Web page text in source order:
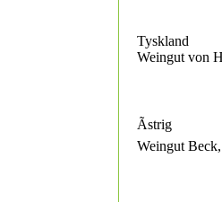
Tyskland
Weingut von
Ãstrig
Weingut